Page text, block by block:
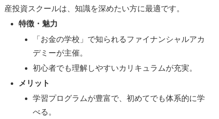
産投資スクールは、知識を深めたい方に最適です。
特徴・魅力
「お金の学校」で知られるファイナンシャルアカ
デミーが主催。
初心者でも理解しやすいカリキュラムが充実。
メリット
学習プログラムが豊富で、初めてでも体系的に学
べる。